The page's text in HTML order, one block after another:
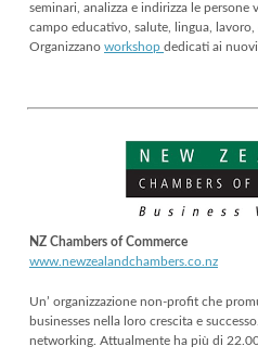
seminari, analizza e indirizza le
campo educativo, salute, lingua,
Organizzano workshop dedicati ai
NZ Chambers of Commerce
www.newzealandchambers.co.nz
Un’ organizzazione non-profit che
businesses nella loro crescita e
networking. Attualmente ha più di